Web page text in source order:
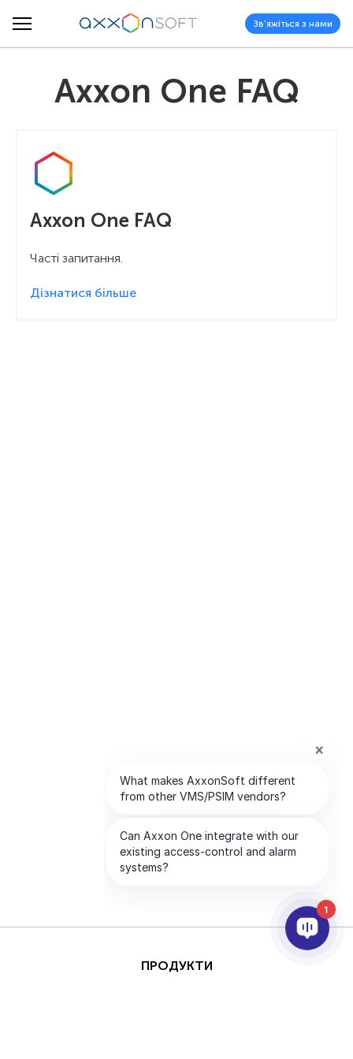
Зв'яжіться з нами
Axxon One FAQ
Axxon One FAQ
Часті запитання.
Дізнатися більше
ПРОДУКТИ
1